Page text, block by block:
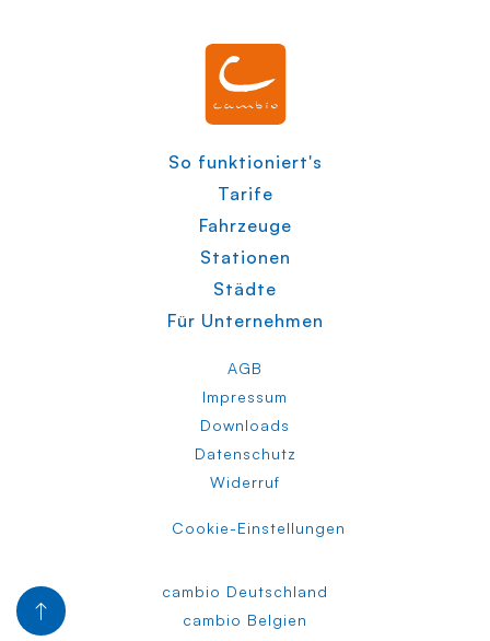
So funktioniert's
Tarife
Fahrzeuge
Stationen
Städte
Für Unternehmen
AGB
Impressum
Downloads
Datenschutz
Widerruf
Cookie-Einstellungen
cambio Deutschland
cambio Belgien